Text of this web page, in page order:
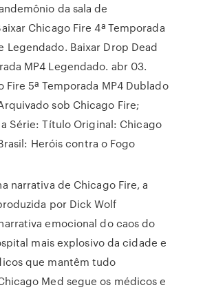
da sala de
Chicago Fire 4ª Temporada
Legendado. Baixar Drop Dead
MP4 Legendado. abr 03.
Fire 5ª Temporada MP4 Dublado
sob Chicago Fire;
Série: Título Original: Chicago
Heróis contra o Fogo
narrativa de Chicago Fire, a
por Dick Wolf
emocional do caos do
mais explosivo da cidade e
que mantêm tudo
Med segue os médicos e